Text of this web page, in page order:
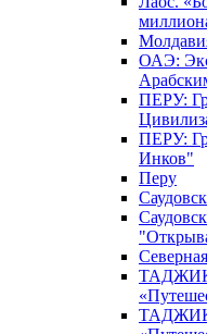
ОАЭ:
ПЕРУ:
ПЕРУ:
Инков"
Перу